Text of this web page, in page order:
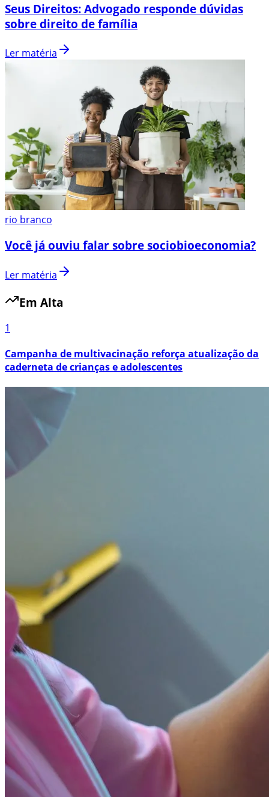
Seus Direitos: Advogado responde dúvidas
sobre direito de família
Ler matéria
rio branco
Você já ouviu falar sobre sociobioeconomia?
Ler matéria
Em Alta
1
Campanha de multivacinação reforça atualização da
caderneta de crianças e adolescentes